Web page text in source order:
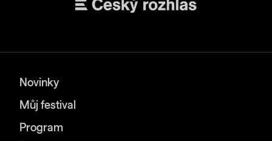
Novinky
Můj festival
Program